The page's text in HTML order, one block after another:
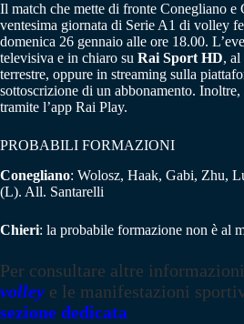
Il match che mette di fronte Conegliano e
ventesima giornata di Serie A1 di volley
domenica 26 gennaio alle ore 18.00.
televisiva e in chiaro su Rai Sport HD, al
terrestre, oppure in streaming sulla
sottoscrizione di un abbonamento. Inoltre,
tramite l’app Rai Play.
PROBABILI FORMAZIONI
Conegliano: Wolosz, Haak, Gabi, Zhu,
(L). All. Santarelli
Chieri: la probabile formazione non è al
Per consultare altre
volley e le manifestazioni
sezione dedicata